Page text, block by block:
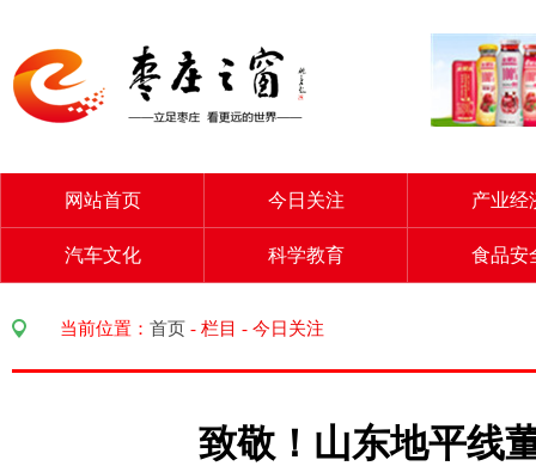
网站首页 今日关注 产业经
汽车文化 科学教育 食品安
当前位置： 首页 - 栏目 - 今日关注
致敬！山东地平线